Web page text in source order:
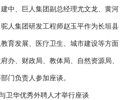
中、巨人集团副总经理尤文龙、黄河
人集团研发工程师赵玉平作为长垣县
育发展、医疗卫生、城市建设等方面
办、财政局、教体局、自然资源局、
门负责人参加座谈。
卫华优秀外聘人才举行座谈